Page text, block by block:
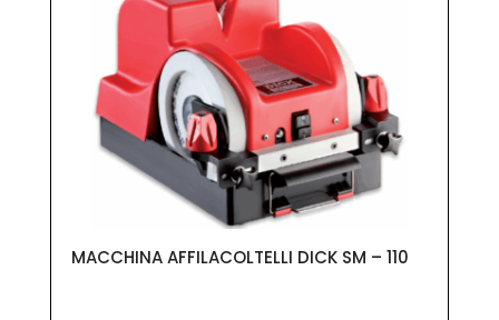
MACCHINA AFFILACOLTELLI DICK SM – 110